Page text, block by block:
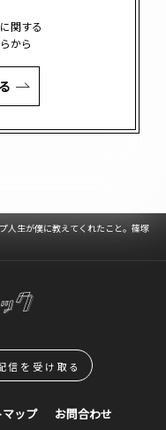
関する
から
人生が僕に教えてくれたこと。篠塚
信を受け取る
マップ お問合わせ